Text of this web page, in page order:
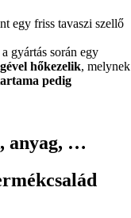
egy friss tavaszi szellő
gyártás során egy
hőkezelik, melynek
pedig
anyag, …